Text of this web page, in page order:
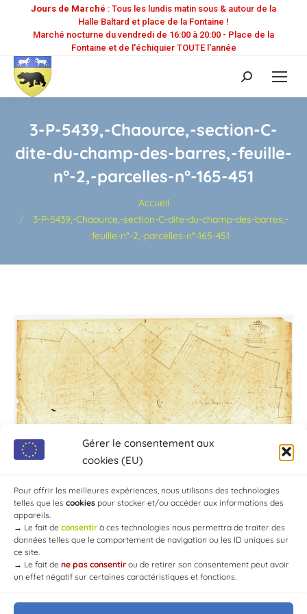
Gérer le consentement aux
cookies (EU)
Pour offrir les meilleures expériences, nous utilisons des technologies
telles que les cookies pour stocker et/ou accéder aux informations des
appareils.
→ Le fait de consentir à ces technologies nous permettra de traiter des
données telles que le comportement de navigation ou les ID uniques sur
ce site.
→ Le fait de ne pas consentir ou de retirer son consentement peut avoir
un effet négatif sur certaines caractéristiques et fonctions.
Jours de Marché : Tous les lundis matin sous & autour de la
Halle Baltard et place de la Fontaine !
Marché nocturne du vendredi de 16:00 à 20:00 - Place de la
Fontaine et de l'échiquier TOUTE l'année
Recherche
:
3-P-5439,-Chaource,-section-C-
dite-du-champ-des-barres,-feuille-
n°-2,-parcelles-n°-165-451
Accueil
3-P-5439,-Chaource,-section-C-dite-du-champ-des-barres,-
feuille-n°-2,-parcelles-n°-165-451